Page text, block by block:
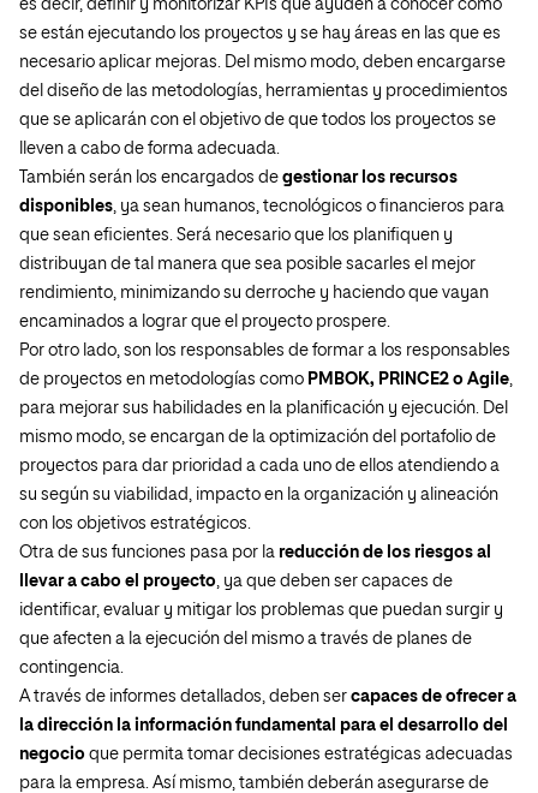
es decir, definir y monitorizar KPIs que ayuden a conocer cómo
se están ejecutando los proyectos y se hay áreas en las que es
necesario aplicar mejoras. Del mismo modo, deben encargarse
del diseño de las metodologías, herramientas y procedimientos
que se aplicarán con el objetivo de que todos los proyectos se
lleven a cabo de forma adecuada.
También serán los encargados de gestionar los recursos
disponibles, ya sean humanos, tecnológicos o financieros para
que sean eficientes. Será necesario que los planifiquen y
distribuyan de tal manera que sea posible sacarles el mejor
rendimiento, minimizando su derroche y haciendo que vayan
encaminados a lograr que el proyecto prospere.
Por otro lado, son los responsables de formar a los responsables
de proyectos en metodologías como PMBOK, PRINCE2 o Agile,
para mejorar sus habilidades en la planificación y ejecución. Del
mismo modo, se encargan de la optimización del portafolio de
proyectos para dar prioridad a cada uno de ellos atendiendo a
su según su viabilidad, impacto en la organización y alineación
con los objetivos estratégicos.
Otra de sus funciones pasa por la reducción de los riesgos al
llevar a cabo el proyecto, ya que deben ser capaces de
identificar, evaluar y mitigar los problemas que puedan surgir y
que afecten a la ejecución del mismo a través de planes de
contingencia.
A través de informes detallados, deben ser capaces de ofrecer a
la dirección la información fundamental para el desarrollo del
negocio que permita tomar decisiones estratégicas adecuadas
para la empresa. Así mismo, también deberán asegurarse de